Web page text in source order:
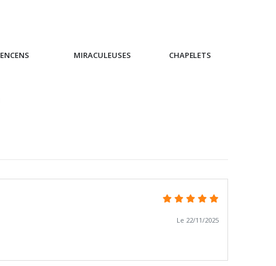
ENCENS MIRACULEUSES CHAPELETS
Le 22/11/2025